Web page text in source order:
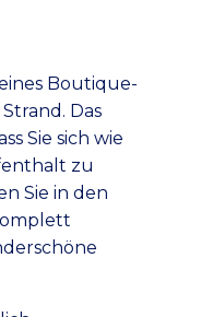
Boutique-
Das
Sie sich wie
zu
Sie in den